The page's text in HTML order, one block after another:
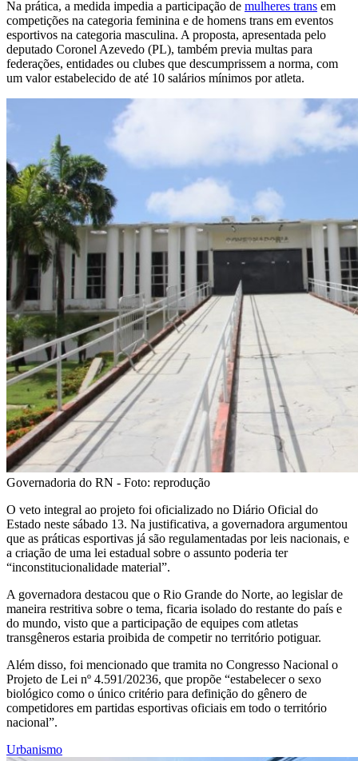
Na prática, a medida impedia a participação de mulheres trans em
competições na categoria feminina e de homens trans em eventos
esportivos na categoria masculina. A proposta, apresentada pelo
deputado Coronel Azevedo (PL), também previa multas para
federações, entidades ou clubes que descumprissem a norma, com
um valor estabelecido de até 10 salários mínimos por atleta.
Governadoria do RN - Foto: reprodução
O veto integral ao projeto foi oficializado no Diário Oficial do
Estado neste sábado 13. Na justificativa, a governadora argumentou
que as práticas esportivas já são regulamentadas por leis nacionais, e
a criação de uma lei estadual sobre o assunto poderia ter
“inconstitucionalidade material”.
A governadora destacou que o Rio Grande do Norte, ao legislar de
maneira restritiva sobre o tema, ficaria isolado do restante do país e
do mundo, visto que a participação de equipes com atletas
transgêneros estaria proibida de competir no território potiguar.
Além disso, foi mencionado que tramita no Congresso Nacional o
Projeto de Lei nº 4.591/20236, que propõe “estabelecer o sexo
biológico como o único critério para definição do gênero de
competidores em partidas esportivas oficiais em todo o território
nacional”.
Urbanismo